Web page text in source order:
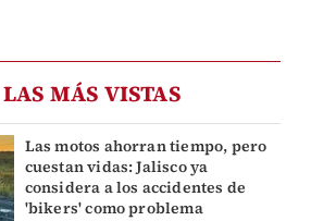
LAS MÁS VISTAS
Las motos ahorran tiempo, pero
cuestan vidas: Jalisco ya
considera a los accidentes de
'bikers' como problema